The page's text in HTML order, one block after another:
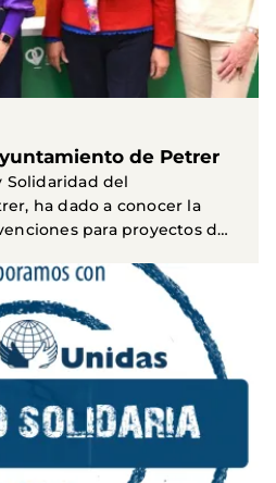
de Petrer
Solidaridad del
ha dado a conocer la
para proyectos de